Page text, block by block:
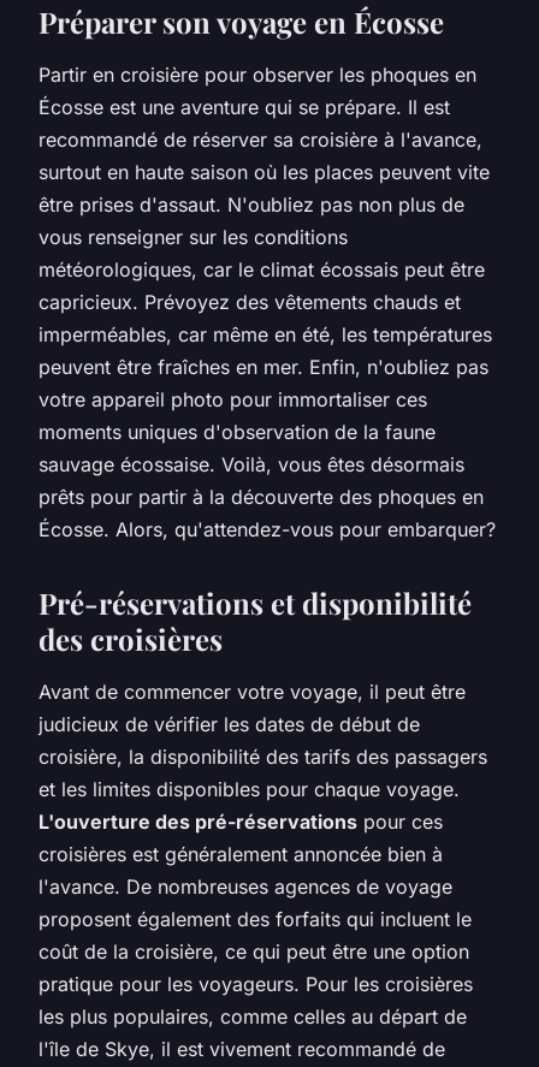
Préparer son voyage en Écosse
Partir en croisière pour observer les phoques en
Écosse est une aventure qui se prépare. Il est
recommandé de réserver sa croisière à l'avance,
surtout en haute saison où les places peuvent vite
être prises d'assaut. N'oubliez pas non plus de
vous renseigner sur les conditions
météorologiques, car le climat écossais peut être
capricieux. Prévoyez des vêtements chauds et
imperméables, car même en été, les températures
peuvent être fraîches en mer. Enfin, n'oubliez pas
votre appareil photo pour immortaliser ces
moments uniques d'observation de la faune
sauvage écossaise. Voilà, vous êtes désormais
prêts pour partir à la découverte des phoques en
Écosse. Alors, qu'attendez-vous pour embarquer?
Pré-réservations et disponibilité
des croisières
Avant de commencer votre voyage, il peut être
judicieux de vérifier les dates de début de
croisière, la disponibilité des tarifs des passagers
et les limites disponibles pour chaque voyage.
L'ouverture des pré-réservations pour ces
croisières est généralement annoncée bien à
l'avance. De nombreuses agences de voyage
proposent également des forfaits qui incluent le
coût de la croisière, ce qui peut être une option
pratique pour les voyageurs. Pour les croisières
les plus populaires, comme celles au départ de
l'île de Skye, il est vivement recommandé de